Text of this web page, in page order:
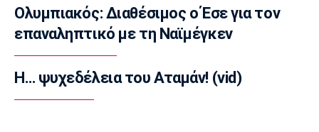
Conference League
Με άμυνα… χωνί δεν πας πουθενά
Υψηλές θερμοκρασίες: Πώς πρέπει να τις
διαχειριστούμε
Ολυμπιακός: Διαθέσιμος ο Έσε για τον
επαναληπτικό με τη Ναϊμέγκεν
Η… ψυχεδέλεια του Αταμάν! (vid)